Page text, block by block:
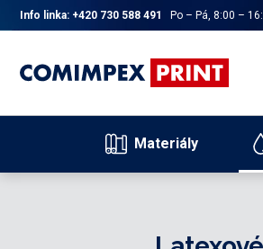
Info linka: +420 730 588 491 Po – Pá, 8:00 –
Materiály